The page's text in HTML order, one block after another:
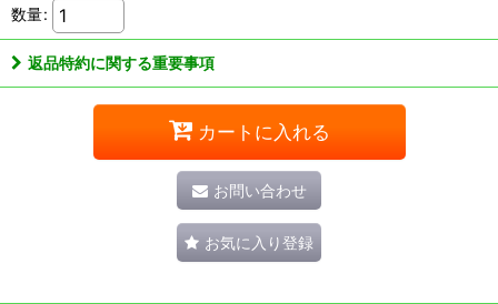
数量:
返品特約に関する重要事項
カートに入れる
お問い合わせ
お気に入り登録